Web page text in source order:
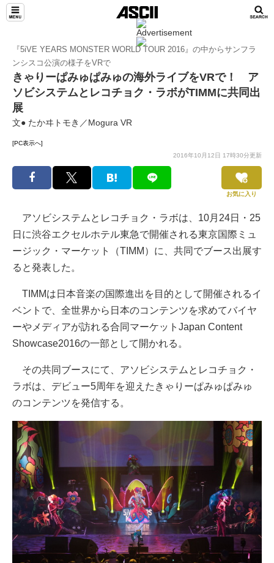
『5iVE YEARS MONSTER WORLD TOUR 2016』の中からサンフラ
ンシスコ公演の様子をVRで
きゃりーぱみゅぱみゅの海外ライブをVRで！ ア
ソビシステムとレコチョク・ラボがTIMMに共同出
展
文● たかヰトモき／Mogura VR
[PC表示へ]
2016年10月12日 17時30分更新
お気に入り
アソビシステムとレコチョク・ラボは、10月24日・25
日に渋谷エクセルホテル東急で開催される東京国際ミュ
ージック・マーケット（TIMM）に、共同でブース出展す
ると発表した。
TIMMは日本音楽の国際進出を目的として開催されるイ
ベントで、全世界から日本のコンテンツを求めてバイヤ
ーやメディアが訪れる合同マーケットJapan Content
Showcase2016の一部として開かれる。
その共同ブースにて、アソビシステムとレコチョク・
ラボは、デビュー5周年を迎えたきゃりーぱみゅぱみゅ
のコンテンツを発信する。